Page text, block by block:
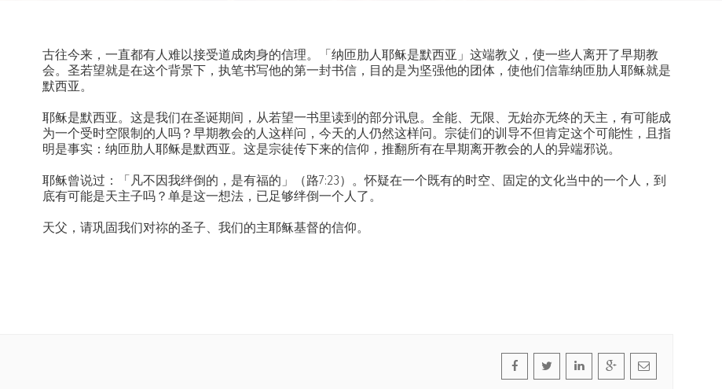
古往今来，一直都有人难以接受道成肉身的信理。「纳匝肋人耶稣是默西亚」这端教义，使一些人离开了早期教
会。圣若望就是在这个背景下，执笔书写他的第一封书信，目的是为坚强他的团体，使他们信靠纳匝肋人耶稣就是
默西亚。
耶稣是默西亚。这是我们在圣诞期间，从若望一书里读到的部分讯息。全能、无限、无始亦无终的天主，有可能成
为一个受时空限制的人吗？早期教会的人这样问，今天的人仍然这样问。宗徒们的训导不但肯定这个可能性，且指
明是事实：纳匝肋人耶稣是默西亚。这是宗徒传下来的信仰，推翻所有在早期离开教会的人的异端邪说。
耶稣曾说过：「凡不因我绊倒的，是有福的」（路7:23）。怀疑在一个既有的时空、固定的文化当中的一个人，到
底有可能是天主子吗？单是这一想法，已足够绊倒一个人了。
天父，请巩固我们对祢的圣子、我们的主耶稣基督的信仰。